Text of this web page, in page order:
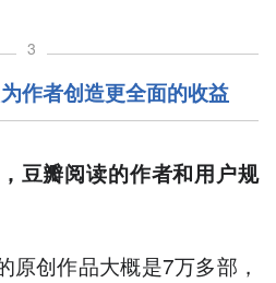
3
作者创造更全面的收益
豆瓣阅读的作者和用户规
原创作品大概是7万多部，